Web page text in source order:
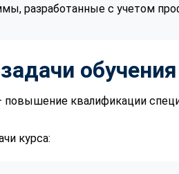
разработанные с учетом
обучения
повышение квалификации
курса: